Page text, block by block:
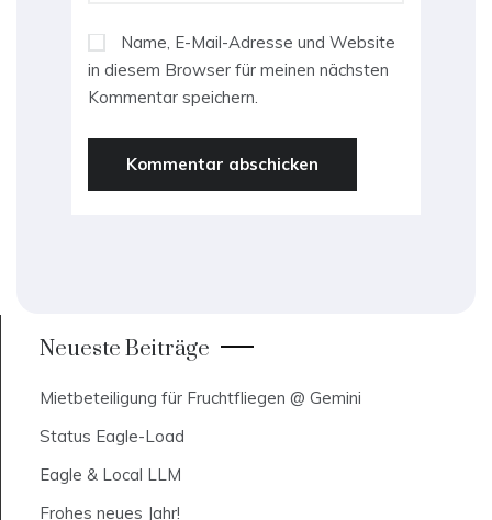
Name, E-Mail-Adresse und Website
in diesem Browser für meinen nächsten
Kommentar speichern.
Neueste Beiträge
Mietbeteiligung für Fruchtfliegen @ Gemini
Status Eagle-Load
Eagle & Local LLM
Frohes neues Jahr!